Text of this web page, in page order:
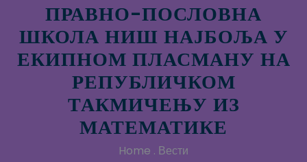
ПРАВНО-ПОСЛОВНА
ШКОЛА НИШ НАЈБОЉА У
ЕКИПНОМ ПЛАСМАНУ НА
РЕПУБЛИЧКОМ
ТАКМИЧЕЊУ ИЗ
МАТЕМАТИКЕ
Home . Вести